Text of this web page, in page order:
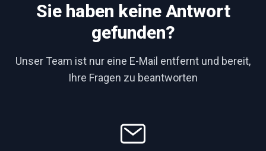
Sie haben keine Antwort
gefunden?
Unser Team ist nur eine E-Mail entfernt und bereit,
Ihre Fragen zu beantworten